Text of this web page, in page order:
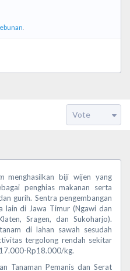
menghasilkan biji wijen yang
penghias makanan serta
gurih. Sentra pengembangan
di Jawa Timur (Ngawi dan
Sragen, dan Sukoharjo).
di lahan sawah sesudah
tergolong rendah sekitar
Rp18.000/kg.
Tanaman Pemanis dan Serat